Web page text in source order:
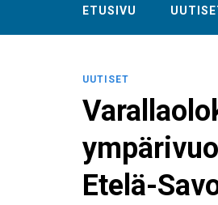
ETUSIVU
UUTISET
Etelä-